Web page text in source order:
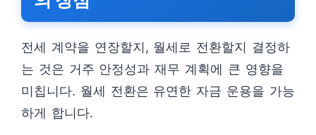
전세 계약을 연장할지, 월세로 전환할지 결정하
는 것은 거주 안정성과 재무 계획에 큰 영향을
미칩니다. 월세 전환은 유연한 자금 운용을 가능
하게 합니다.